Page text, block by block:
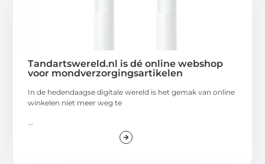
Tandartswereld.nl is dé online webshop
voor mondverzorgingsartikelen
In de hedendaagse digitale wereld is het gemak van online
winkelen niet meer weg te